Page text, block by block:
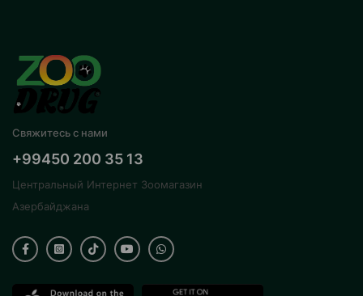
Свяжитесь с нами
+99450 200 35 13
Центральный Интернет Зоомагазин
Азербайджана